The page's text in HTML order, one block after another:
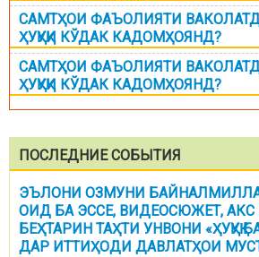
САМТҲОИ ФАЪОЛИЯТИ
ҲУҚУҚИ КЎДАК КАДОМҲОЯНД?
САМТҲОИ ФАЪОЛИЯТИ
ҲУҚУҚИ КЎДАК КАДОМҲОЯНД?
ПОСЛЕДНИЕ СОБЫТИЯ
ЭЪЛОНИ ОЗМУНИ
ОИД БА ЭССЕ, ВИДЕОСЮЖЕТ, АКС
БЕҲТАРИН ТАҲТИ УНВОНИ «ҲУҚУҚ
ДАР ИТТИҲОДИ ДАВЛАТҲОИ